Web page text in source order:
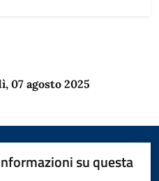
07 agosto 2025
su questa